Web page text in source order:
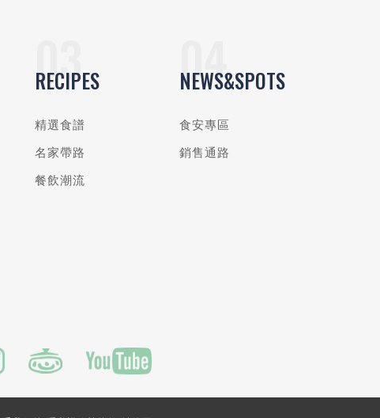
RECIPES
精選食譜
名家帶路
餐飲潮流
NEWS&SPOTS
食安專區
銷售通路